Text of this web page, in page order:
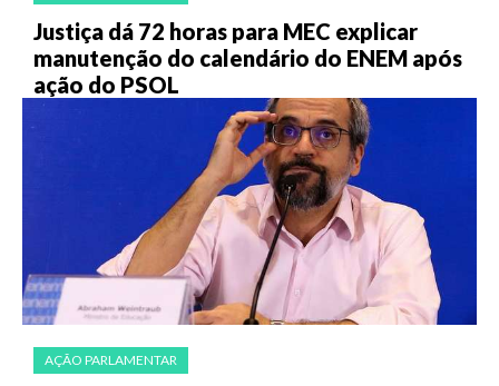
Justiça dá 72 horas para MEC explicar
manutenção do calendário do ENEM após
ação do PSOL
AÇÃO PARLAMENTAR